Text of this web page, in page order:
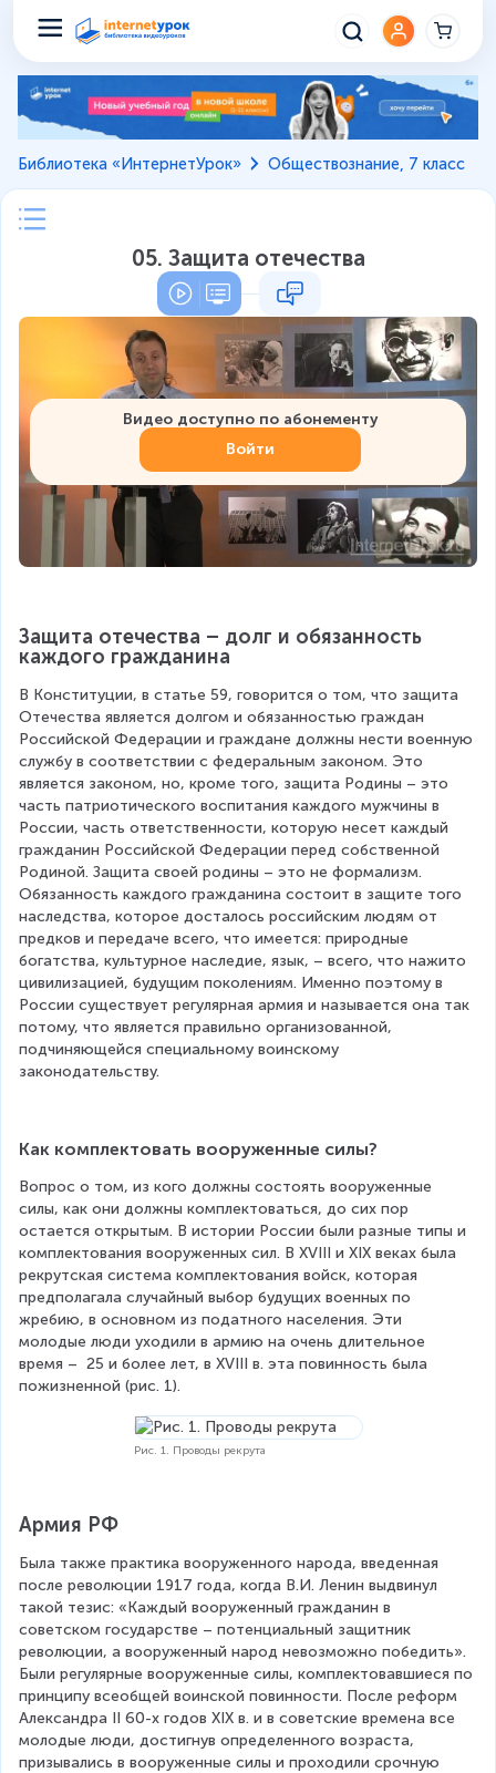
Библиотека «ИнтернетУрок» Обществознание, 7 класс
05. Защита отечества
Видео доступно по абонементу
Войти
Защита отечества – долг и обязанность
каждого гражданина
В Конституции, в статье 59, говорится о том, что защита
Отечества является долгом и обязанностью граждан
Российской Федерации и граждане должны нести военную
службу в соответствии с федеральным законом. Это
является законом, но, кроме того, защита Родины – это
часть патриотического воспитания каждого мужчины в
России, часть ответственности, которую несет каждый
гражданин Российской Федерации перед собственной
Родиной. Защита своей родины – это не формализм.
Обязанность каждого гражданина состоит в защите того
наследства, которое досталось российским людям от
предков и передаче всего, что имеется: природные
богатства, культурное наследие, язык, – всего, что нажито
цивилизацией, будущим поколениям. Именно поэтому в
России существует регулярная армия и называется она так
потому, что является правильно организованной,
подчиняющейся специальному воинскому
законодательству.
Как комплектовать вооруженные силы?
Вопрос о том, из кого должны состоять вооруженные
силы, как они должны комплектоваться, до сих пор
остается открытым. В истории России были разные типы и
комплектования вооруженных сил. В XVIII и XІХ веках была
рекрутская система комплектования войск, которая
предполагала случайный выбор будущих военных по
жребию, в основном из податного населения. Эти
молодые люди уходили в армию на очень длительное
время –  25 и более лет, в XVIII в. эта повинность была
пожизненной (рис. 1).
Рис. 1. Проводы рекрута
Армия РФ
Была также практика вооруженного народа, введенная
после революции 1917 года, когда В.И. Ленин выдвинул
такой тезис: «Каждый вооруженный гражданин в
советском государстве – потенциальный защитник
революции, а вооруженный народ невозможно победить».
Были регулярные вооруженные силы, комплектовавшиеся по
принципу всеобщей воинской повинности. После реформ
Александра ІІ 60-х годов ХІХ в. и в советские времена все
молодые люди, достигнув определенного возраста,
призывались в вооруженные силы и проходили срочную